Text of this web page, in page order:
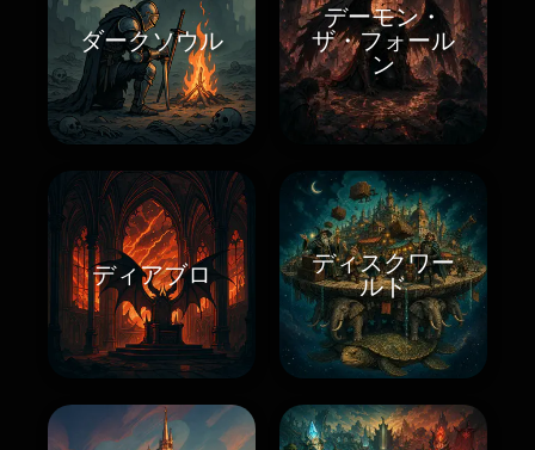
ダークソウル
デーモン・
ザ・フォール
ン
ディアブロ
ディスクワー
ルド